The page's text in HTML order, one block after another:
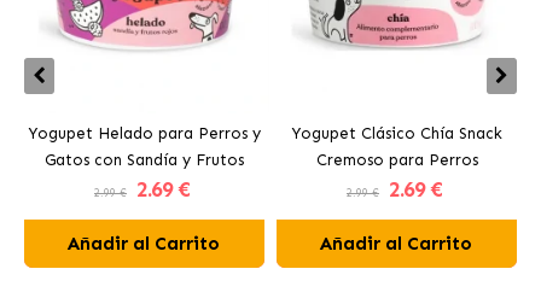
Yogupet Helado para Perros y
Gatos con Sandía y Frutos
Rojos
2.99 € 2.69 €
Añadir al Carrito
Yogupet Clásico Chía Snack
Cremoso para Perros
2.99 € 2.69 €
Añadir al Carrito